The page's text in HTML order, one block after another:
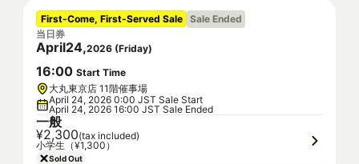
First-Come, First-Served Sale Sale Ended
当日券
April24,2026 (Friday)
16:00 Start Time
大丸東京店 11階催事場
April 24, 2026 0:00 JST Sale Start
April 24, 2026 16:00 JST Sale Ended
一般
¥2,300(tax included)
小学生（¥1,300）
Sold Out